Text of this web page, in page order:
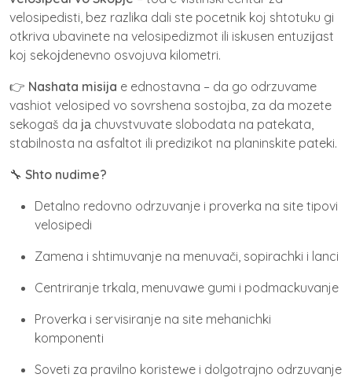
velosipedisti, bez razlika dali ste pocetnik koj shtotuku gi
otkriva ubavinete na velosipedizmot ili iskusen entuziјast
koj sekoјdenevno osvojuva kilometri.
👉 Nashata misija e ednostavna – da go odrzuvame
vashiot velosiped vo sovrshena sostojba, za da mozete
sekogaš da ја chuvstvuvate slobodata na patekata,
stabilnosta na asfaltot ili predizikot na planinskite pateki.
🔧 Shto nudime?
Detalno redovno odrzuvanje i proverka na site tipovi
velosipedi
Zamena i shtimuvanje na menuvači, sopirachki i lanci
Centriranje trkala, menuvawe gumi i podmackuvanje
Proverka i servisiranje na site mehanichki
komponenti
Soveti za pravilno koristewe i dolgotrajno odrzuvanje